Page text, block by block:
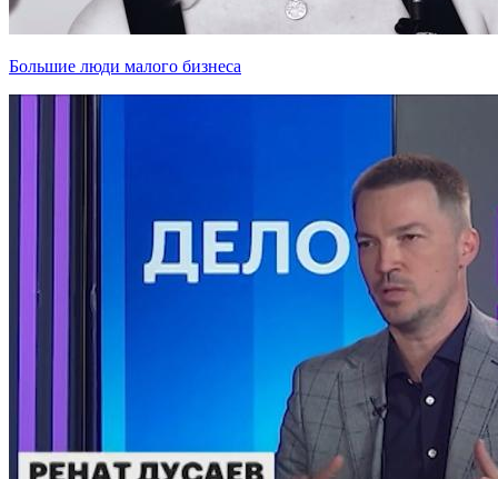
Большие люди малого бизнеса